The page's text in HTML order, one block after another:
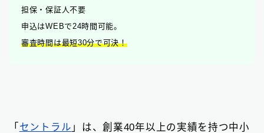
担保・保証人不要
申込はWEBで24時間可能。
審査時間は最短30分で可決！
「 セントラル 」は、創業40年以上の実績を持つ中小